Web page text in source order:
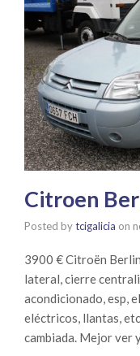
Citroen
Posted bytcigalicia on
3900 € Citroën
lateral, cierre
acondicionado, esp,
eléctricos, llantas,
cambiada. Mejor ver